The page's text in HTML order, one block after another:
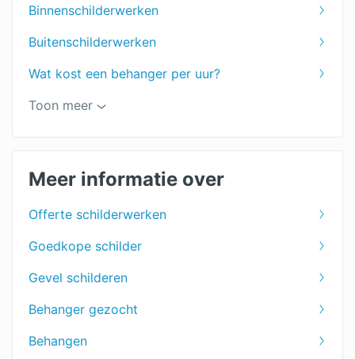
Binnenschilderwerken
Buitenschilderwerken
Wat kost een behanger per uur?
Woonkamer schilderen
Plafond schilderen
Deuren schilderen
Ramen schilderen
Trap schilderen
Winterschilder
Toon meer
Meer informatie over
Offerte schilderwerken
Goedkope schilder
Gevel schilderen
Behanger gezocht
Behangen